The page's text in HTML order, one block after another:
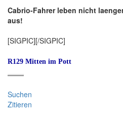
Cabrio-Fahrer leben nicht
aus!
[SIGPIC][/SIGPIC]
R129 Mitten im Pott
--------------------------------
Suchen
Zitieren